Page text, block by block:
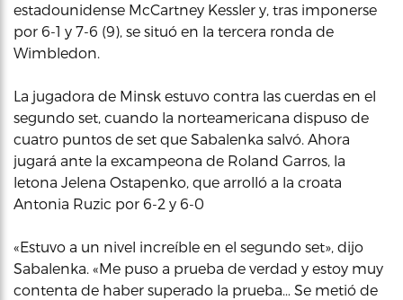
estadounidense McCartney Kessler y, tras imponerse
por 6-1 y 7-6 (9), se situó en la tercera ronda de
Wimbledon.
La jugadora de Minsk estuvo contra las cuerdas en el
segundo set, cuando la norteamericana dispuso de
cuatro puntos de set que Sabalenka salvó. Ahora
jugará ante la excampeona de Roland Garros, la
letona Jelena Ostapenko, que arrolló a la croata
Antonia Ruzic por 6-2 y 6-0
«Estuvo a un nivel increíble en el segundo set», dijo
Sabalenka. «Me puso a prueba de verdad y estoy muy
contenta de haber superado la prueba… Se metió de